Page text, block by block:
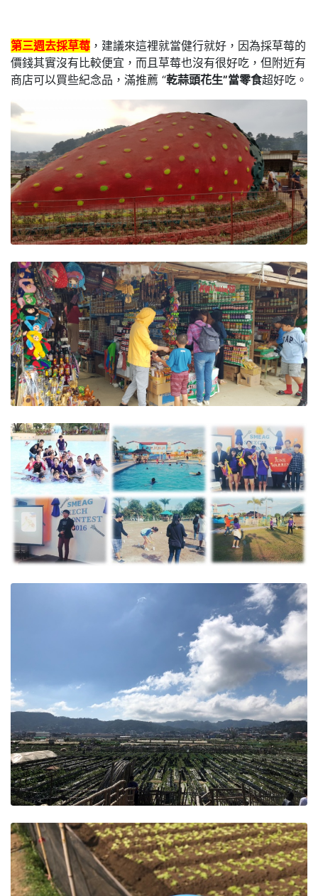
第三週去採草莓 ，建議來這裡就當健行就好，因為採草莓的
價錢其實沒有比較便宜，而且草莓也沒有很好吃，但附近有
商店可以買些紀念品，滿推薦 “乾蒜頭花生”當零食超好吃。